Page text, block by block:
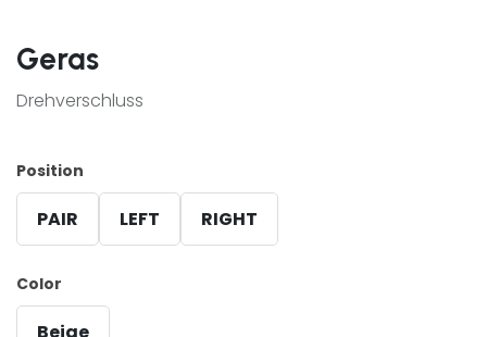
Geras
Drehverschluss
Position
PAIR LEFT RIGHT
Color